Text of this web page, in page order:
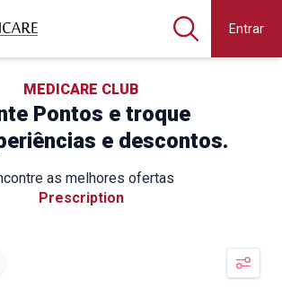
Entrar
MEDICARE CLUB
Pontos e troque
e descontos.
as melhores ofertas
Prescription